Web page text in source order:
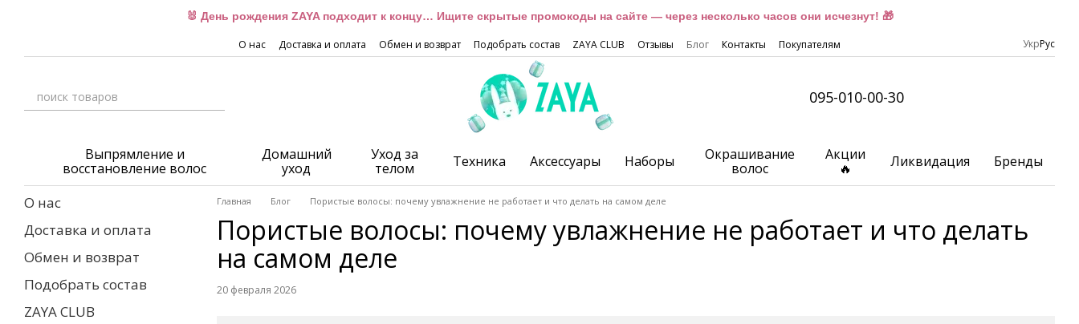
🐰 День рождения ZAYA подходит к концу… Ищите скрытые промокоды на сайте — через несколько часов они исчезнут! 🎁
О нас Доставка и оплата Обмен и возврат Подобрать состав ZAYA CLUB Отзывы Блог Контакты Покупателям УкрРус
095-010-00-30
Выпрямление и
восстановление волос
Домашний
уход
Уход за
телом
Техника Аксессуары Наборы
Окрашивание
волос
Акции
🔥
Ликвидация Бренды
Главная Блог Пористые волосы: почему увлажнение не работает и что делать на самом деле
Пористые волосы: почему увлажнение не работает и что делать
на самом деле
20 февраля 2026
О нас
Доставка и оплата
Обмен и возврат
Подобрать состав
ZAYA CLUB